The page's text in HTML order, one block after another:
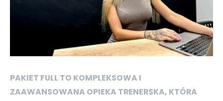
PAKIET FULL TO KOMPLEKSOWA I
ZAAWANSOWANA OPIEKA TRENERSKA, KTÓRA